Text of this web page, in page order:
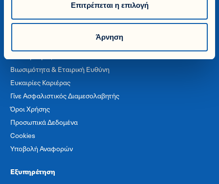
Επιτρέπεται η επιλογή
Άρνηση
Βιωσιμότητα & Εταιρική Ευθύνη
Ευκαιρίες Καριέρας
Γίνε Ασφαλιστικός Διαμεσολαβητής
Όροι Χρήσης
Προσωπικά Δεδομένα
Cookies
Υποβολή Αναφορών
Εξυπηρέτηση